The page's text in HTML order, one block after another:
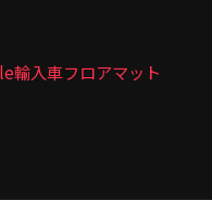
輸入車フロアマット